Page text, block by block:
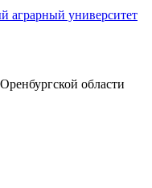
аграрный университет
области